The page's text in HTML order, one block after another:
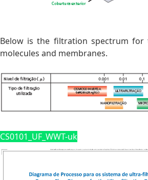
Below is the filtration spectrum for
molecules and membranes.
CS0101_UF_WWT-uk